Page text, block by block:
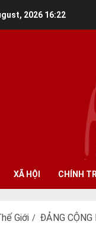
2026 16:22
XÃ HỘI CHÍNH TRỊ
Giới ĐẢNG